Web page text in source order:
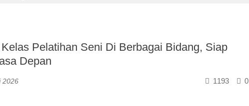
Pelatihan Seni Di Berbagai Bidang, Siap
Depan
2026 0
1193